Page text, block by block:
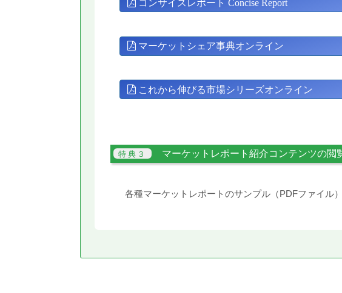
コンサイスレポート Concise Report
マーケットシェア事典オンライン
これから伸びる市場シリーズオンライン
マーケットレポート紹介コンテンツの閲
各種マーケットレポートのサンプル（PDFファイル